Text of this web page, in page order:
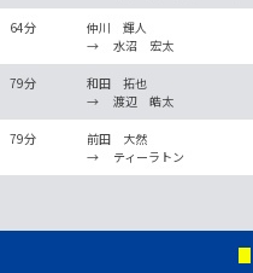
64分
仲川 輝人
→
水沼 宏太
79分
和田 拓也
→
渡辺 皓太
79分
前田 大然
→
ティーラトン